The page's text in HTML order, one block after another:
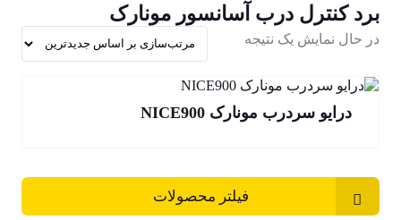
برد کنترل درب آسانسور مونارک
در حال نمایش یک نتیجه
درایو سردرب مونارک NICE900
فیلتر محصولات